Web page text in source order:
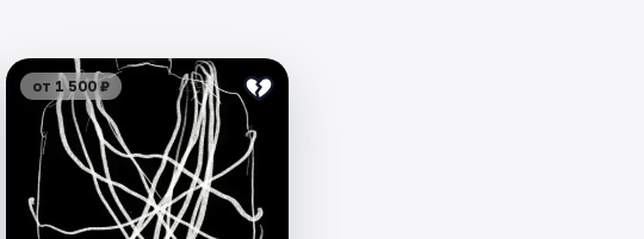
от 1 500 ₽